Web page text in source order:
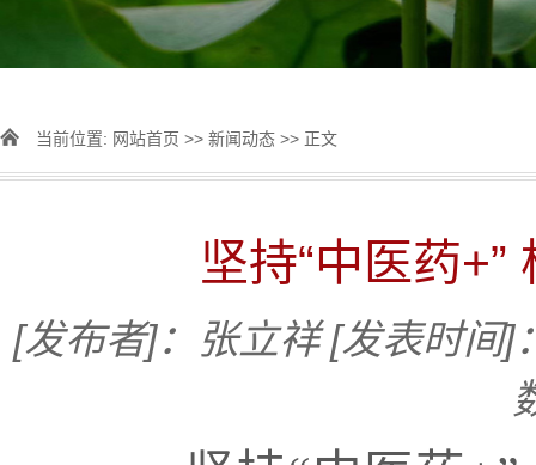
当前位置: 网站首页 >> 新闻动态 >> 正文
坚持“中医药+”
[发布者]：张立祥 [发表时间]